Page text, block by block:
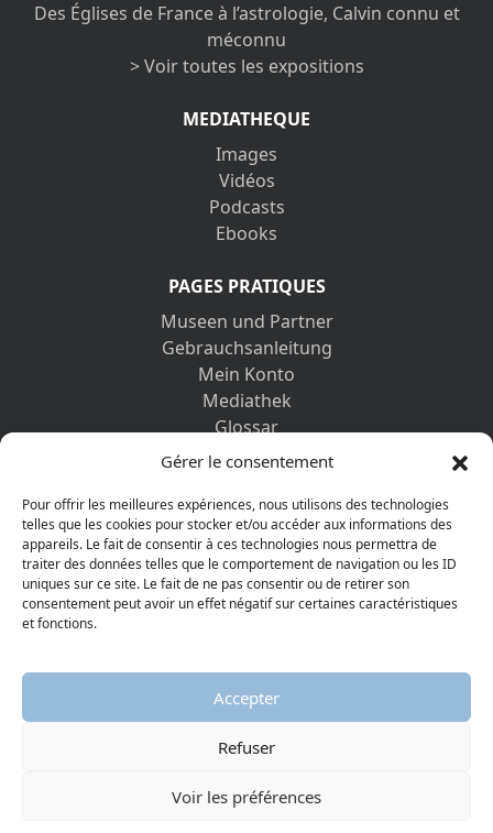
Gérer le consentement
Pour offrir les meilleures expériences, nous utilisons des technologies
telles que les cookies pour stocker et/ou accéder aux informations des
appareils. Le fait de consentir à ces technologies nous permettra de
traiter des données telles que le comportement de navigation ou les ID
uniques sur ce site. Le fait de ne pas consentir ou de retirer son
consentement peut avoir un effet négatif sur certaines caractéristiques
et fonctions.
Accepter
Refuser
Voir les préférences
Des Églises de France à l’astrologie, Calvin connu et
méconnu
> Voir toutes les expositions
MEDIATHEQUE
Images
Vidéos
Podcasts
Ebooks
PAGES PRATIQUES
Museen und Partner
Gebrauchsanleitung
Mein Konto
Mediathek
Glossar
Kontaktformular
Datenschutz-Bestimmungen
ENTDECKEN SIE AUCH
© 2026 Protestantisches Museum